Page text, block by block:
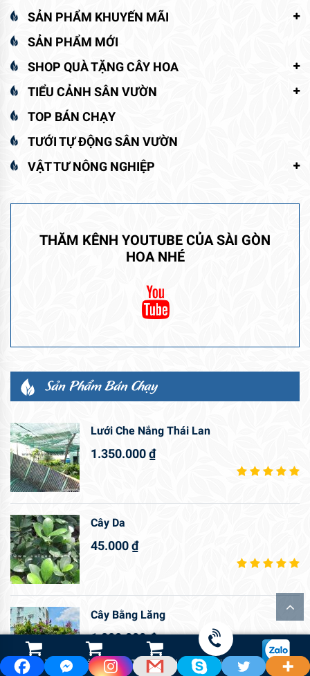
SẢN PHẨM KHUYẾN MÃI
SẢN PHẨM MỚI
SHOP QUÀ TẶNG CÂY HOA
TIỂU CẢNH SÂN VƯỜN
TOP BÁN CHẠY
TƯỚI TỰ ĐỘNG SÂN VƯỜN
VẬT TƯ NÔNG NGHIỆP
THĂM KÊNH YOUTUBE CỦA SÀI GÒN
HOA NHÉ
Sản Phẩm Bán Chạy
Lưới Che Nắng Thái Lan
1.350.000₫
Cây Da
45.000₫
Cây Bằng Lăng
1.000.000₫
Shop Hoa Tươi Led Cảnh Quan Thiết Bị Tưới Gọi điện